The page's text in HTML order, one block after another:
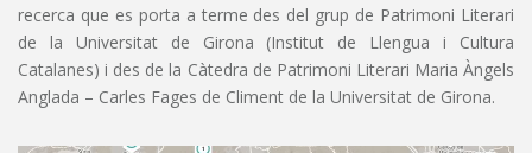
recerca que es porta a terme des del grup de Patrimoni Literari
de la Universitat de Girona (Institut de Llengua i Cultura
Catalanes) i des de la Càtedra de Patrimoni Literari Maria Àngels
Anglada – Carles Fages de Climent de la Universitat de Girona.